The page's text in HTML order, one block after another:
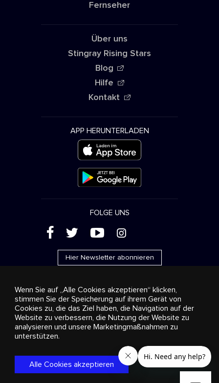
Fernseher
Über uns
Stingray Rising Stars
Blog
Hilfe
Kontakt
APP HERUNTERLADEN
FOLGE UNS
( ' + &
Hier Newsletter abonnieren
Werbung Streaming und Vertrieb
Konsumgüter
Geschäftslösungen
Radio Über uns
Cookies
settings
© 2018-2025 Stingray Group Inc. Alle Rechte vorbehalten.
STINGRAY®, STINGRAY® MUSIC und alle weiteren Marken und
Logos sind eingetragene Markenzeichen der Stingray Group in
Kanada, den Vereinigten Staaten von Amerika und anderen
Wenn Sie auf „Alle Cookies akzeptieren“ klicken,
stimmen Sie der Speicherung auf ihrem Gerät von
Cookies zu, die das Ziel haben, die Navigation auf der
Website zu verbessern, die Nutzung der Website zu
analysieren und unsere Marketingmaßnahmen zu
unterstützen.
Alle Cookies akzeptieren